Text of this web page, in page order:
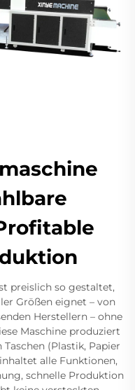
preislich so gestaltet,
Größen eignet – von
Herstellern – ohne
Maschine produziert
(Plastik, Papier
alle Funktionen,
schnelle Produktion